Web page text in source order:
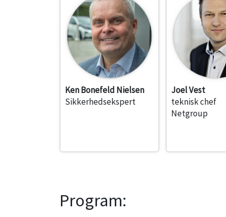
Ken Bonefeld Nielsen
Sikkerhedsekspert
Joel Vest
teknisk chef
Netgroup
Program: